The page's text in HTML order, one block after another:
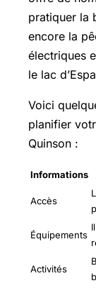
pratiquer la
encore la
électriques
le lac
Voici
planifier
Quinson :
Informations
Accès
Équipements
Activités